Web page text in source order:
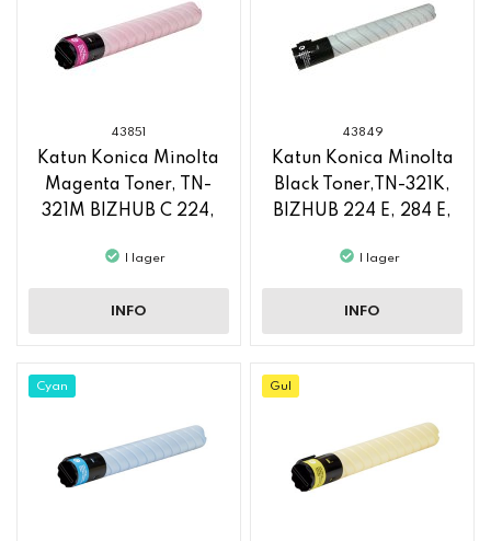
43851
Katun Konica Minolta
Magenta Toner, TN-
321M BIZHUB C 224,
I lager
INFO
43849
Katun Konica Minolta
Black Toner,TN-321K,
BIZHUB 224 E, 284 E,
I lager
INFO
Cyan Gul